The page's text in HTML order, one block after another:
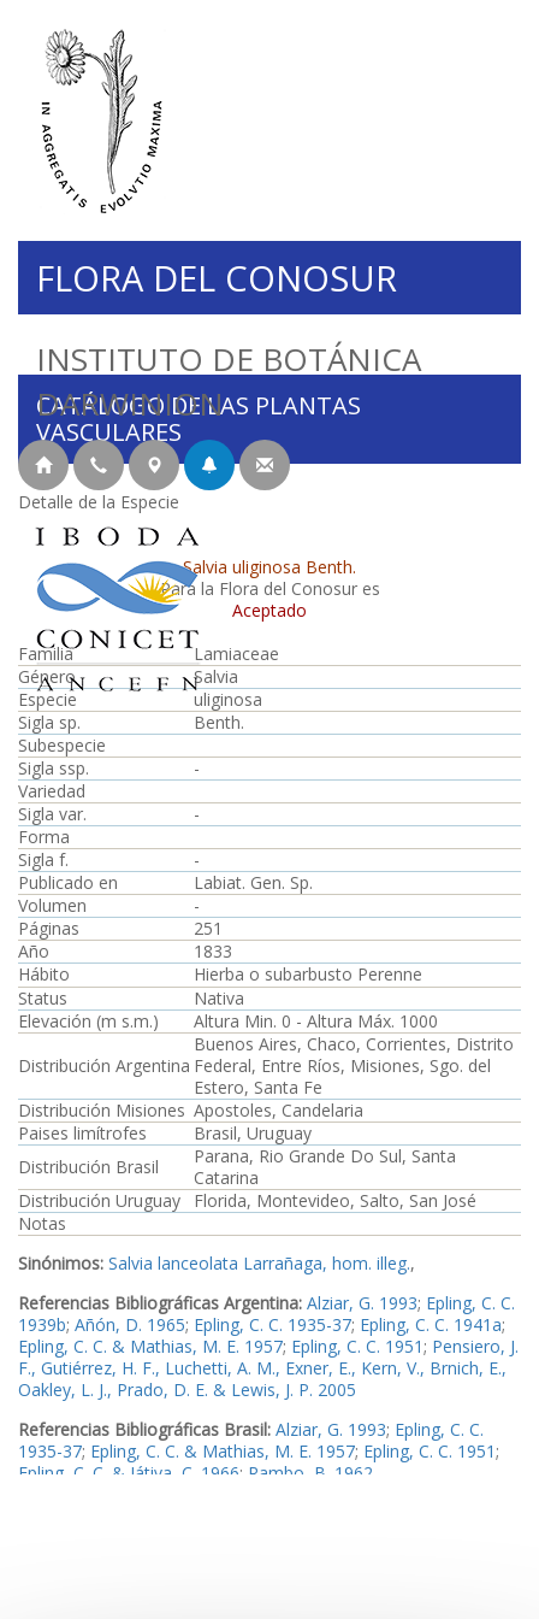
INSTITUTO DE BOTÁNICA
DARWINION
FLORA DEL CONOSUR
CATÁLOGO DE LAS PLANTAS
VASCULARES
Detalle de la Especie
Salvia uliginosa Benth.
Para la Flora del Conosur es
Aceptado
Familia
Lamiaceae
Género
Salvia
Especie
uliginosa
Sigla sp.
Benth.
Subespecie
Sigla ssp.
-
Variedad
Sigla var.
-
Forma
Sigla f.
-
Publicado en
Labiat. Gen. Sp.
Volumen
-
Páginas
251
Año
1833
Hábito
Hierba o subarbusto Perenne
Status
Nativa
Elevación (m s.m.)
Altura Min. 0 - Altura Máx. 1000
Distribución Argentina
Buenos Aires, Chaco, Corrientes, Distrito
Federal, Entre Ríos, Misiones, Sgo. del
Estero, Santa Fe
Distribución Misiones Apostoles, Candelaria
Paises limítrofes
Brasil, Uruguay
Distribución Brasil
Parana, Rio Grande Do Sul, Santa
Catarina
Distribución Uruguay
Florida, Montevideo, Salto, San José
Notas
Sinónimos: Salvia lanceolata Larrañaga, hom. illeg.,
Referencias Bibliográficas Argentina: Alziar, G. 1993; Epling, C. C.
1939b; Añón, D. 1965; Epling, C. C. 1935-37; Epling, C. C. 1941a;
Epling, C. C. & Mathias, M. E. 1957; Epling, C. C. 1951; Pensiero, J.
F., Gutiérrez, H. F., Luchetti, A. M., Exner, E., Kern, V., Brnich, E.,
Oakley, L. J., Prado, D. E. & Lewis, J. P. 2005
Referencias Bibliográficas Brasil: Alziar, G. 1993; Epling, C. C.
1935-37; Epling, C. C. & Mathias, M. E. 1957; Epling, C. C. 1951;
Epling, C. C. & Játiva, C. 1966; Rambo, B. 1962